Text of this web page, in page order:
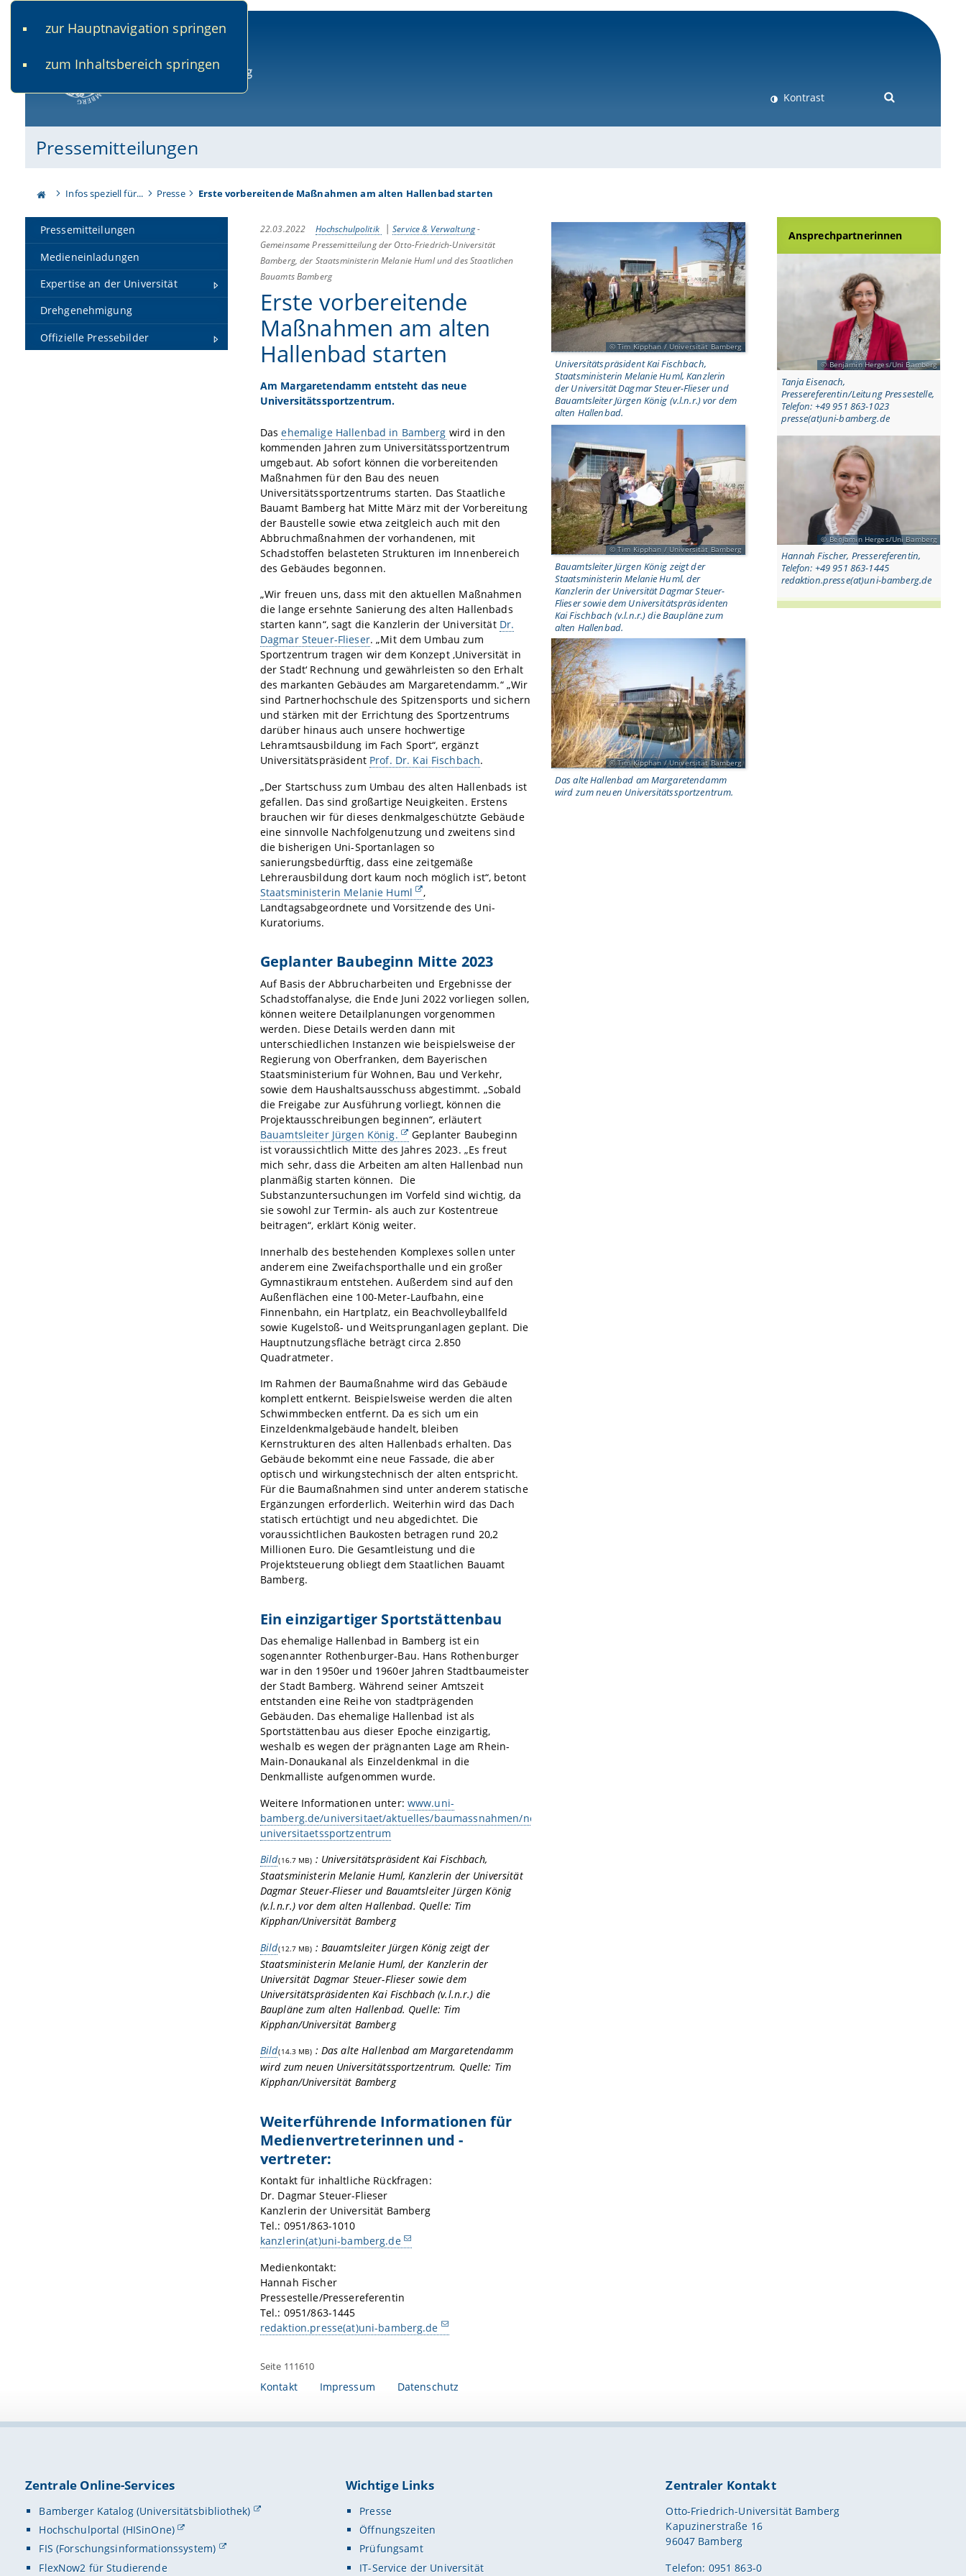
zur Hauptnavigation springen
zum Inhaltsbereich springen
Kontrast
Pressemitteilungen
Infos speziell für... Presse Erste vorbereitende Maßnahmen am alten Hallenbad starten
Pressemitteilungen
Medieneinladungen
Expertise an der Universität
Drehgenehmigung
Offizielle Pressebilder
Tim Kipphan / Universität Bamberg
Universitätspräsident Kai Fischbach,
Staatsministerin Melanie Huml, Kanzlerin
der Universität Dagmar Steuer-Flieser und
Bauamtsleiter Jürgen König (v.l.n.r.) vor dem
alten Hallenbad.
Tim Kipphan / Universität Bamberg
Bauamtsleiter Jürgen König zeigt der
Staatsministerin Melanie Huml, der
Kanzlerin der Universität Dagmar Steuer-
Flieser sowie dem Universitätspräsidenten
Kai Fischbach (v.l.n.r.) die Baupläne zum
alten Hallenbad.
Tim Kipphan / Universität Bamberg
Das alte Hallenbad am Margaretendamm
wird zum neuen Universitätssportzentrum.
22.03.2022 Hochschulpolitik Service & Verwaltung-
Gemeinsame Pressemitteilung der Otto-Friedrich-Universität
Bamberg, der Staatsministerin Melanie Huml und des Staatlichen
Bauamts Bamberg
Erste vorbereitende
Maßnahmen am alten
Hallenbad starten
Am Margaretendamm entsteht das neue
Universitätssportzentrum.
Dasehemalige Hallenbad in Bamberg wird in den
kommenden Jahren zum Universitätssportzentrum
umgebaut. Ab sofort können die vorbereitenden
Maßnahmen für den Bau des neuen
Universitätssportzentrums starten. Das Staatliche
Bauamt Bamberg hat Mitte März mit der Vorbereitung
der Baustelle sowie etwa zeitgleich auch mit den
Abbruchmaßnahmen der vorhandenen, mit
Schadstoffen belasteten Strukturen im Innenbereich
des Gebäudes begonnen.
„Wir freuen uns, dass mit den aktuellen Maßnahmen
die lange ersehnte Sanierung des alten Hallenbads
starten kann“, sagt die Kanzlerin der Universität Dr.
Dagmar Steuer-Flieser. „Mit dem Umbau zum
Sportzentrum tragen wir dem Konzept ‚Universität in
der Stadt‘ Rechnung und gewährleisten so den Erhalt
des markanten Gebäudes am Margaretendamm.“ „Wir
sind Partnerhochschule des Spitzensports und sichern
und stärken mit der Errichtung des Sportzentrums
darüber hinaus auch unsere hochwertige
Lehramtsausbildung im Fach Sport“, ergänzt
Universitätspräsident Prof. Dr. Kai Fischbach.
„Der Startschuss zum Umbau des alten Hallenbads ist
gefallen. Das sind großartige Neuigkeiten. Erstens
brauchen wir für dieses denkmalgeschützte Gebäude
eine sinnvolle Nachfolgenutzung und zweitens sind
die bisherigen Uni-Sportanlagen so
sanierungsbedürftig, dass eine zeitgemäße
Lehrerausbildung dort kaum noch möglich ist“, betont
Staatsministerin Melanie Huml
,
Landtagsabgeordnete und Vorsitzende des Uni-
Kuratoriums.
Geplanter Baubeginn Mitte 2023
Auf Basis der Abbrucharbeiten und Ergebnisse der
Schadstoffanalyse, die Ende Juni 2022 vorliegen sollen,
können weitere Detailplanungen vorgenommen
werden. Diese Details werden dann mit
unterschiedlichen Instanzen wie beispielsweise der
Regierung von Oberfranken, dem Bayerischen
Staatsministerium für Wohnen, Bau und Verkehr,
sowie dem Haushaltsausschuss abgestimmt. „Sobald
die Freigabe zur Ausführung vorliegt, können die
Projektausschreibungen beginnen“, erläutert
Bauamtsleiter Jürgen König.
Geplanter Baubeginn
ist voraussichtlich Mitte des Jahres 2023. „Es freut
mich sehr, dass die Arbeiten am alten Hallenbad nun
planmäßig starten können. Die
Substanzuntersuchungen im Vorfeld sind wichtig, da
sie sowohl zur Termin- als auch zur Kostentreue
beitragen“, erklärt König weiter.
Innerhalb des bestehenden Komplexes sollen unter
anderem eine Zweifachsporthalle und ein großer
Gymnastikraum entstehen. Außerdem sind auf den
Außenflächen eine 100-Meter-Laufbahn, eine
Finnenbahn, ein Hartplatz, ein Beachvolleyballfeld
sowie Kugelstoß- und Weitsprunganlagen geplant. Die
Hauptnutzungsfläche beträgt circa 2.850
Quadratmeter.
Im Rahmen der Baumaßnahme wird das Gebäude
komplett entkernt. Beispielsweise werden die alten
Schwimmbecken entfernt. Da es sich um ein
Einzeldenkmalgebäude handelt, bleiben
Kernstrukturen des alten Hallenbads erhalten. Das
Gebäude bekommt eine neue Fassade, die aber
optisch und wirkungstechnisch der alten entspricht.
Für die Baumaßnahmen sind unter anderem statische
Ergänzungen erforderlich. Weiterhin wird das Dach
statisch ertüchtigt und neu abgedichtet. Die
voraussichtlichen Baukosten betragen rund 20,2
Millionen Euro. Die Gesamtleistung und die
Projektsteuerung obliegt dem Staatlichen Bauamt
Bamberg.
Ein einzigartiger Sportstättenbau
Das ehemalige Hallenbad in Bamberg ist ein
sogenannter Rothenburger-Bau. Hans Rothenburger
war in den 1950er und 1960er Jahren Stadtbaumeister
der Stadt Bamberg. Während seiner Amtszeit
entstanden eine Reihe von stadtprägenden
Gebäuden. Das ehemalige Hallenbad ist als
Sportstättenbau aus dieser Epoche einzigartig,
weshalb es wegen der prägnanten Lage am Rhein-
Main-Donaukanal als Einzeldenkmal in die
Denkmalliste aufgenommen wurde.
Weitere Informationen unter: www.uni-
bamberg.de/universitaet/aktuelles/baumassnahmen/neues-
universitaetssportzentrum
Bild(16.7 MB) : Universitätspräsident Kai Fischbach,
Staatsministerin Melanie Huml, Kanzlerin der Universität
Dagmar Steuer-Flieser und Bauamtsleiter Jürgen König
(v.l.n.r.) vor dem alten Hallenbad. Quelle: Tim
Kipphan/Universität Bamberg
Bild(12.7 MB) : Bauamtsleiter Jürgen König zeigt der
Staatsministerin Melanie Huml, der Kanzlerin der
Universität Dagmar Steuer-Flieser sowie dem
Universitätspräsidenten Kai Fischbach (v.l.n.r.) die
Baupläne zum alten Hallenbad. Quelle: Tim
Kipphan/Universität Bamberg
Bild(14.3 MB) : Das alte Hallenbad am Margaretendamm
wird zum neuen Universitätssportzentrum. Quelle: Tim
Kipphan/Universität Bamberg
Weiterführende Informationen für
Medienvertreterinnen und -
vertreter:
Kontakt für inhaltliche Rückfragen:
Dr. Dagmar Steuer-Flieser
Kanzlerin der Universität Bamberg
Tel.: 0951/863-1010
kanzlerin(at)uni-bamberg.de
Medienkontakt:
Hannah Fischer
Pressestelle/Pressereferentin
Tel.: 0951/863-1445
redaktion.presse(at)uni-bamberg.de
Ansprechpartnerinnen
Benjamin Herges/Uni Bamberg
Tanja Eisenach,
Pressereferentin/Leitung Pressestelle,
Telefon: +49 951 863-1023
presse(at)uni-bamberg.de
Benjamin Herges/Uni Bamberg
Hannah Fischer, Pressereferentin,
Telefon: +49 951 863-1445
redaktion.presse(at)uni-bamberg.de
Seite 111610
Kontakt Impressum Datenschutz
Zentrale Online-Services
Bamberger Katalog (Universitätsbibliothek)
Hochschulportal (HISinOne)
FIS (Forschungsinformationssystem)
FlexNow2 für Studierende
Wichtige Links
Presse
Öffnungszeiten
Prüfungsamt
IT-Service der Universität
Zentraler Kontakt
Otto-Friedrich-Universität Bamberg
Kapuzinerstraße 16
96047 Bamberg
Telefon: 0951 863-0